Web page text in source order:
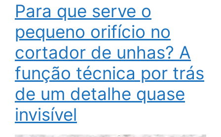
Para que serve o
pequeno orifício no
cortador de unhas? A
função técnica por trás
de um detalhe quase
invisível